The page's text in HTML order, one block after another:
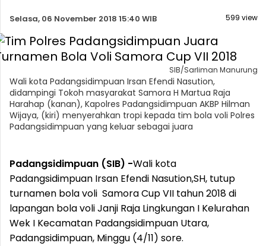
Selasa, 06 November 2018 15:40 WIB 599 view
SIB/Sarliman Manurung
Wali kota Padangsidimpuan Irsan Efendi Nasution,
didampingi Tokoh masyarakat Samora H Martua Raja
Harahap (kanan), Kapolres Padangsidimpuan AKBP Hilman
Wijaya, (kiri) menyerahkan tropi kepada tim bola voli Polres
Padangsidimpuan yang keluar sebagai juara
Padangsidimpuan (SIB) -Wali kota
Padangsidimpuan Irsan Efendi Nasution,SH, tutup
turnamen bola voli Samora Cup VII tahun 2018 di
lapangan bola voli Janji Raja Lingkungan I Kelurahan
Wek I Kecamatan Padangsidimpuan Utara,
Padangsidimpuan, Minggu (4/11) sore.